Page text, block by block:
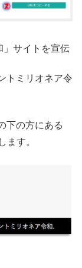
」サイトを宣伝
トミリオネア令
下の方にある
ます。